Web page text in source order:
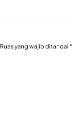
Ruas yang wajib ditandai *